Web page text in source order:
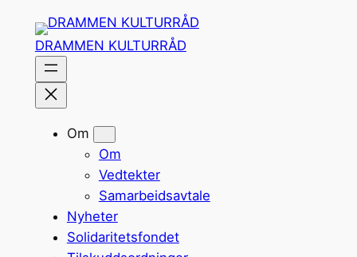
innhold
DRAMMEN KULTURRÅD
Om
Om
Vedtekter
Samarbeidsavtale
Nyheter
Solidaritetsfondet